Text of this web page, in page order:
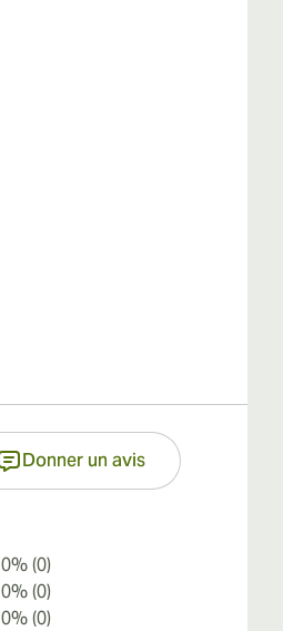
Donner un avis
0% (0)
0% (0)
0% (0)